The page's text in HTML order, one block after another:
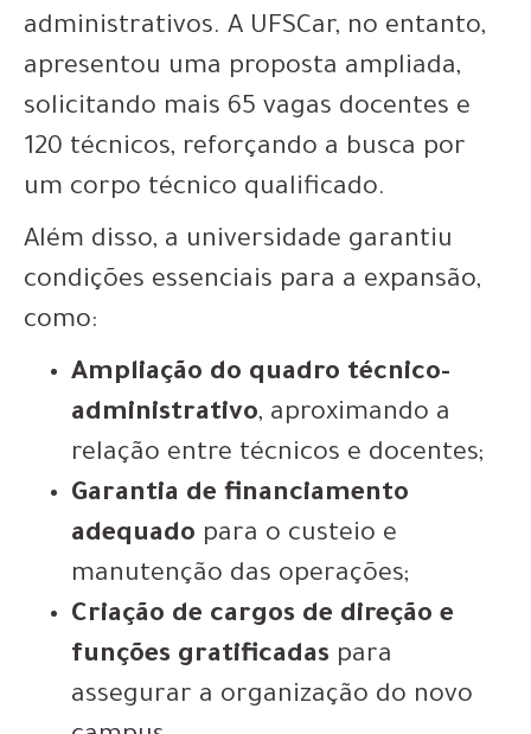
administrativos. A UFSCar, no entanto,
apresentou uma proposta ampliada,
solicitando mais 65 vagas docentes e
120 técnicos, reforçando a busca por
um corpo técnico qualificado.
Além disso, a universidade garantiu
condições essenciais para a expansão,
como:
Ampliação do quadro técnico-
administrativo, aproximando a
relação entre técnicos e docentes;
Garantia de financiamento
adequado para o custeio e
manutenção das operações;
Criação de cargos de direção e
funções gratificadas para
assegurar a organização do novo